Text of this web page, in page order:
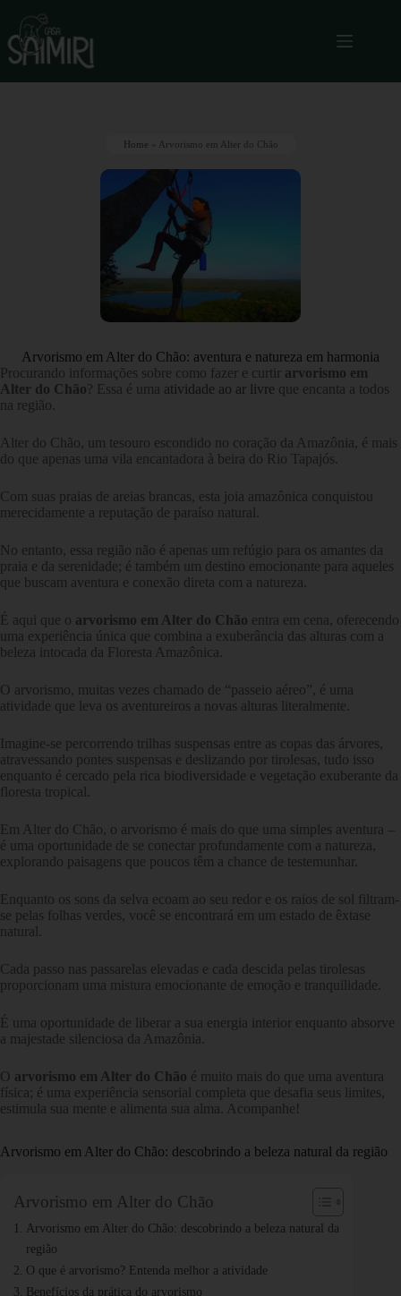
Home Arvorismo em Alter do Chão
Arvorismo em Alter do Chão: aventura e natureza em harmonia
Procurando informações sobre como fazer e curtir arvorismo em
Alter do Chão ? Essa é uma atividade ao ar livre que encanta a todos
na região.
Alter do Chão, um tesouro escondido no coração da Amazônia, é mais
do que apenas uma vila encantadora à beira do Rio Tapajós.
Com suas praias de areias brancas, esta joia amazônica conquistou
merecidamente a reputação de paraíso natural.
No entanto, essa região não é apenas um refúgio para os amantes da
praia e da serenidade; é também um destino emocionante para aqueles
que buscam aventura e conexão direta com a natureza.
É aqui que o arvorismo em Alter do Chão entra em cena, oferecendo
uma experiência única que combina a exuberância das alturas com a
beleza intocada da Floresta Amazônica.
O arvorismo, muitas vezes chamado de “passeio aéreo”, é uma
atividade que leva os aventureiros a novas alturas literalmente.
Imagine-se percorrendo trilhas suspensas entre as copas das árvores,
atravessando pontes suspensas e deslizando por tirolesas, tudo isso
enquanto é cercado pela rica biodiversidade e vegetação exuberante da
floresta tropical.
Em Alter do Chão, o arvorismo é mais do que uma simples aventura –
é uma oportunidade de se conectar profundamente com a natureza,
explorando paisagens que poucos têm a chance de testemunhar.
Enquanto os sons da selva ecoam ao seu redor e os raios de sol filtram-
se pelas folhas verdes, você se encontrará em um estado de êxtase
natural.
Cada passo nas passarelas elevadas e cada descida pelas tirolesas
proporcionam uma mistura emocionante de emoção e tranquilidade.
É uma oportunidade de liberar a sua energia interior enquanto absorve
a majestade silenciosa da Amazônia.
O arvorismo em Alter do Chão é muito mais do que uma aventura
física; é uma experiência sensorial completa que desafia seus limites,
estimula sua mente e alimenta sua alma. Acompanhe!
Arvorismo em Alter do Chão: descobrindo a beleza natural da região
Arvorismo em Alter do Chão
Arvorismo em Alter do Chão: descobrindo a beleza natural da
região
O que é arvorismo? Entenda melhor a atividade
Benefícios da prática do arvorismo